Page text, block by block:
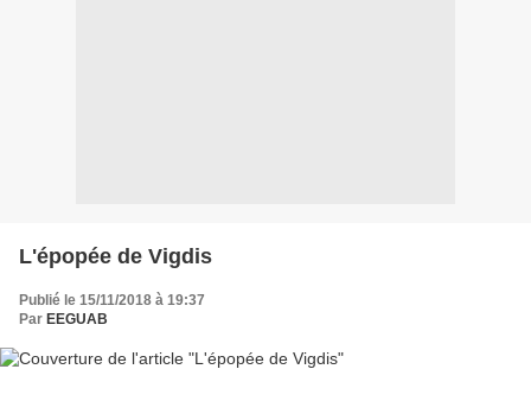
L'épopée de Vigdis
Publié le 15/11/2018 à 19:37
Par EEGUAB